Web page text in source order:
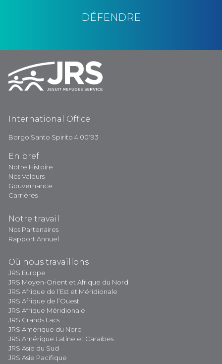
DÉFENDRE
International Office
Borgo Santo Spirito 4 00193
En bref
Notre Histoire
Nos Valeurs
Gouvernance
Carrières
Notre travail
Nos Partenaires
Rapport Annuel
Où nous travaillons
JRS Europe
JRS Moyen-Orient et Afrique du Nord
JRS Afrique de l’Est et Méridionale
JRS Afrique de l’Ouest
JRS Afrique Méridionale
JRS Grands Lacs
JRS Amérique du Nord
JRS Amérique Latine et Caraïbes
JRS Asie du Sud
JRS Asie Pacifique